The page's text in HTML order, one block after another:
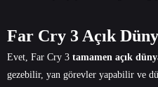
Far Cry 3 Açık
Evet, Far Cry 3 tamamen açık
gezebilir, yan görevler yapabilir ve